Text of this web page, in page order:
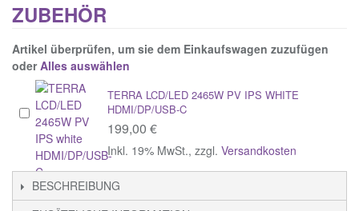
ZUBEHÖR
Artikel überprüfen, um sie dem Einkaufswagen zuzufügen
oderAlles auswählen
TERRA LCD/LED 2465W PV IPS WHITE
HDMI/DP/USB-C
199,00 €
Inkl. 19% MwSt., zzgl. Versandkosten
BESCHREIBUNG